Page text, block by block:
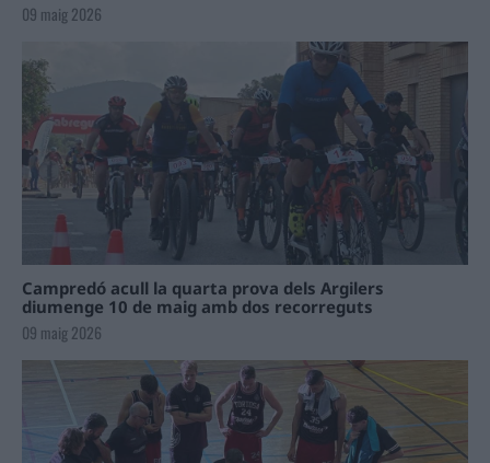
09 maig 2026
Campredó acull la quarta prova dels Argilers
diumenge 10 de maig amb dos recorreguts
09 maig 2026